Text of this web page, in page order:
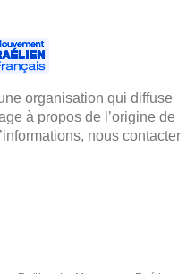
organisation qui diffuse
à propos de l’origine de
nous contacter